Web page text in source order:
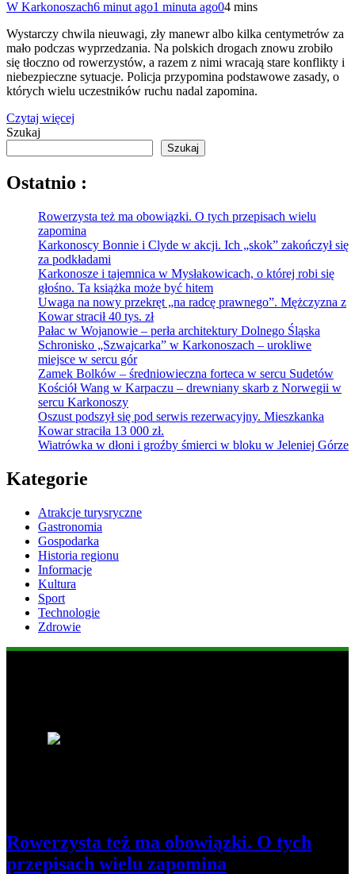
W Karkonoszach6 minut ago1 minuta ago04 mins
Wystarczy chwila nieuwagi, zły manewr albo kilka centymetrów za
mało podczas wyprzedzania. Na polskich drogach znowu zrobiło
się tłoczno od rowerzystów, a razem z nimi wracają stare konflikty i
niebezpieczne sytuacje. Policja przypomina podstawowe zasady, o
których wielu uczestników ruchu nadal zapomina.
Czytaj więcej
Szukaj
Szukaj
Ostatnio :
Rowerzysta też ma obowiązki. O tych przepisach wielu
zapomina
Karkonoscy Bonnie i Clyde w akcji. Ich „skok” zakończył się
za podkładami
Karkonosze i tajemnica w Mysłakowicach, o której robi się
głośno. Ta książka może być hitem
Uwaga na nowy przekręt „na radcę prawnego”. Mężczyzna z
Kowar stracił 40 tys. zł
Pałac w Wojanowie – perła architektury Dolnego Śląska
Schronisko „Szwajcarka” w Karkonoszach – urokliwe
miejsce w sercu gór
Zamek Bolków – średniowieczna forteca w sercu Sudetów
Kościół Wang w Karpaczu – drewniany skarb z Norwegii w
sercu Karkonoszy
Oszust podszył się pod serwis rezerwacyjny. Mieszkanka
Kowar straciła 13 000 zł.
Wiatrówka w dłoni i groźby śmierci w bloku w Jeleniej Górze
Kategorie
Atrakcje turysryczne
Gastronomia
Gospodarka
Historia regionu
Informacje
Kultura
Sport
Technologie
Zdrowie
Rowerzysta też ma obowiązki. O tych
przepisach wielu zapomina